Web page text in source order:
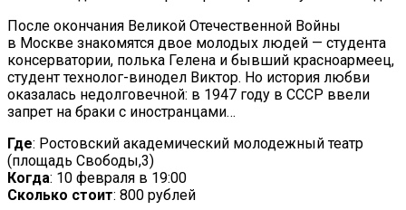
После окончания Великой Отечественной Войны
в Москве знакомятся двое молодых людей — студента
консерватории, полька Гелена и бывший красноармеец,
студенттехнолог-винодел Виктор. Но история любви
оказалась недолговечной: в 1947 году в СССР ввели
запрет на браки с иностранцами…
Где: Ростовский академический молодежный театр
(площадь Свободы,3)
Когда: 10 февраля в 19:00
Сколько стоит: 800 рублей